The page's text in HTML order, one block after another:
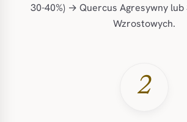
30-40%) → Quercus Agresywny lub
Wzrostowych.
2